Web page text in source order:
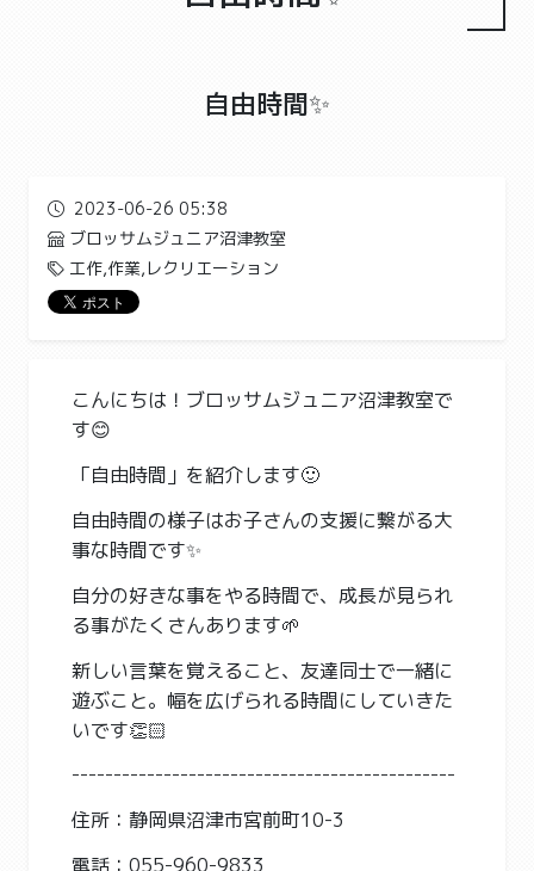
自由時間✨
2023-06-26 05:38
ブロッサムジュニア沼津教室
工作,作業,レクリエーション
こんにちは！ブロッサムジュニア沼津教室で
す😊
「自由時間」を紹介します🙂
自由時間の様子はお子さんの支援に繋がる大
事な時間です✨
自分の好きな事をやる時間で、成長が見られ
る事がたくさんあります🌱
新しい言葉を覚えること、友達同士で一緒に
遊ぶこと。幅を広げられる時間にしていきた
いです👏🏻
----------------------------------------------
住所：静岡県沼津市宮前町10-3
電話：055-960-9833